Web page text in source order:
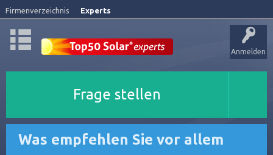
Firmenverzeichnis Experts
Anmelden
Frage stellen
Was empfehlen Sie vor allem